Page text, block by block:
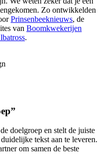
Zo ontwikkelden
Prinsenbeeknieuws, de
van Boomkwekerijen
.
doelgroep en stelt de juiste
tekst aan te leveren.
om samen de beste